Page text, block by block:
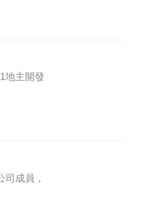
地主開發
成員，